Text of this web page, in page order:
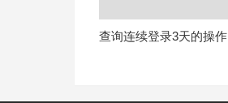
查询连续登录3天的操作